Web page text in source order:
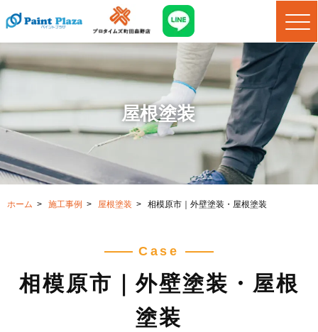
屋根塗装
ホーム > 施工事例 > 屋根塗装 > 相模原市｜外壁塗装・屋根塗装
Case
相模原市｜外壁塗装・屋根
塗装